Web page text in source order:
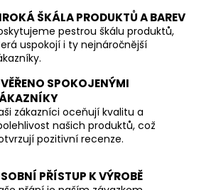
ŠKÁLA PRODUKTŮ A BAREV
pestrou škálu produktů,
uspokojí i ty nejnáročnější
SPOKOJENÝMI
zákazníci oceňují kvalitu a
našich produktů, což
pozitivní recenze.
PŘÍSTUP K VÝROBĚ